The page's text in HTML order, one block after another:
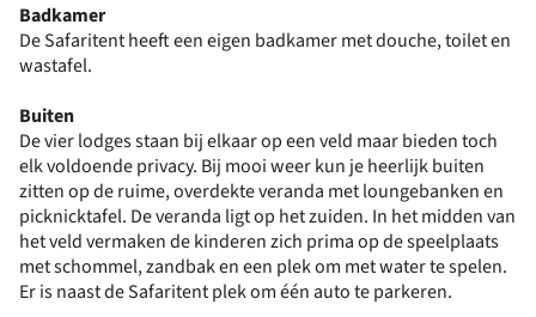
Badkamer
De Safaritent heeft een eigen badkamer met douche, toilet en
wastafel.
Buiten
De vier lodges staan bij elkaar op een veld maar bieden toch
elk voldoende privacy. Bij mooi weer kun je heerlijk buiten
zitten op de ruime, overdekte veranda met loungebanken en
picknicktafel. De veranda ligt op het zuiden. In het midden van
het veld vermaken de kinderen zich prima op de speelplaats
met schommel, zandbak en een plek om met water te spelen.
Er is naast de Safaritent plek om één auto te parkeren.